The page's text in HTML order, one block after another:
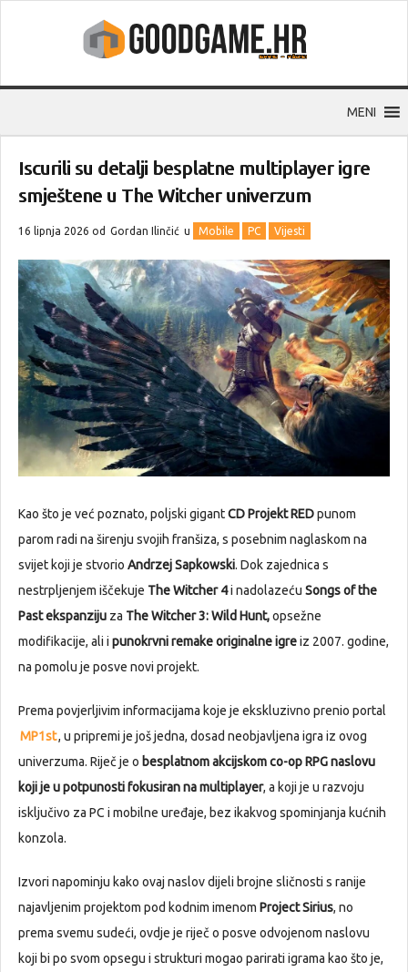
MENI
Iscurili su detalji besplatne multiplayer igre
smještene u The Witcher univerzum
16 lipnja 2026 od Gordan Ilinčić u Mobile PC Vijesti
Kao što je već poznato, poljski gigantCD Projekt REDpunom
parom radi na širenju svojih franšiza, s posebnim naglaskom na
svijet koji je stvorio Andrzej Sapkowski. Dok zajednica s
nestrpljenjem iščekuje The Witcher 4i nadolazeću Songs of the
Past ekspanziju za The Witcher 3: Wild Hunt,opsežne
modifikacije, ali i punokrvni remake originalne igreiz 2007. godine,
na pomolu je posve novi projekt.
Prema povjerljivim informacijama koje je ekskluzivno prenio portal
MP1st, u pripremi je još jedna, dosad neobjavljena igra iz ovog
univerzuma. Riječ je o besplatnom akcijskom co-op RPG naslovu
koji je u potpunosti fokusiran na multiplayer, a koji je u razvoju
isključivo za PC i mobilne uređaje, bez ikakvog spominjanja kućnih
konzola.
Izvori napominju kako ovaj naslov dijeli brojne sličnosti s ranije
najavljenim projektom pod kodnim imenom Project Sirius, no
prema svemu sudeći, ovdje je riječ o posve odvojenom naslovu
koji bi po svom opsegu i strukturi mogao parirati igrama kao što je,